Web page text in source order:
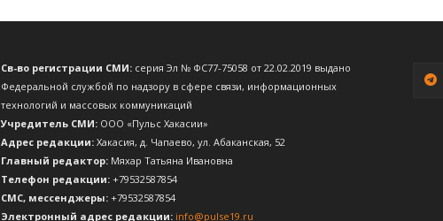
Св-во регистрации СМИ: серия Эл № ФС77-75058 от 22.02.2019 выдано
Федеральной службой по надзору в сфере связи, информационных
технологий и массовых коммуникаций
Учредитель СМИ: ООО «Пульс Хакасии»
Адрес редакции: Хакасия, д. Чапаево, ул. Абаканская, 52
Главный редактор: Мяхар Татьяна Ивановна
Телефон редакции: +79532587854
CМС, мессенджеры: +79532587854
Электронный адрес редакции: info@pulse19.ru